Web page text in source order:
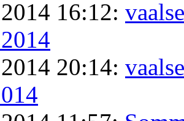
16:12:
20:14: